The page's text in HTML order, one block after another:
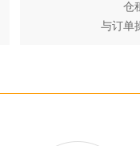
仓
与订单